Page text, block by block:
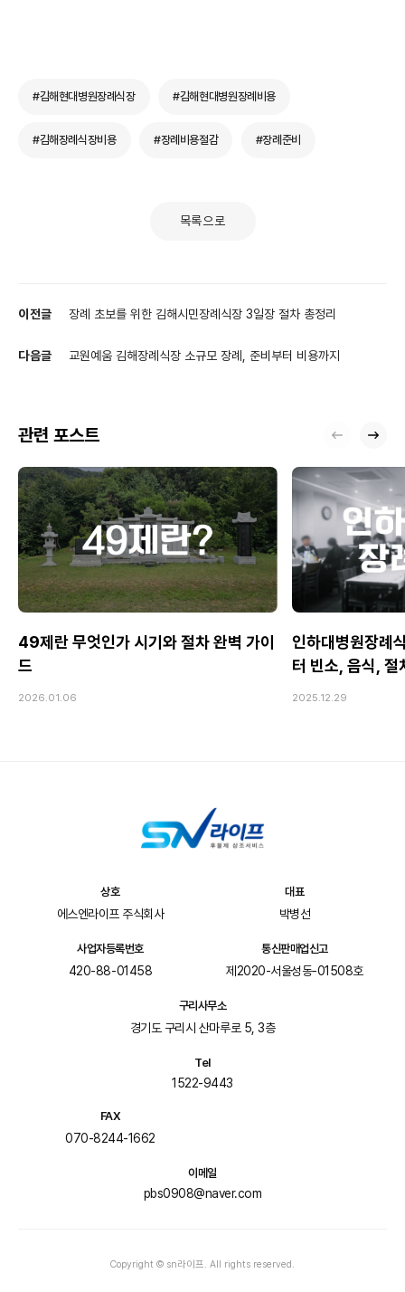
#김해현대병원장례식장 #김해현대병원장례비용
#김해장례식장비용 #장례비용절감 #장례준비
목록으로
이전글 장례 초보를 위한 김해시민장례식장 3일장 절차 총정리
다음글 교원예움 김해장례식장 소규모 장례, 준비부터 비용까지
관련 포스트
49제란 무엇인가 시기와 절차 완벽 가이
드
2026.01.06
인하대병원장례
터 빈소, 음식, 절
2025.12.29
상호
에스엔라이프 주식회사
대표
박병선
사업자등록번호
420-88-01458
통신판매업신고
제2020-서울성동-01508호
구리사무소
경기도 구리시 산마루로 5, 3층
Tel
1522-9443
FAX
070-8244-1662
이메일
pbs0908@naver.com
Copyright © sn라이프. All rights reserved.